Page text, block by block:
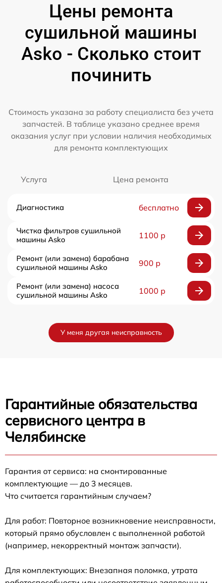
Цены ремонта
сушильной машины
Asko - Сколько стоит
починить
Стоимость указана за работу специалиста без учета
запчастей. В таблице указано среднее время
оказания услуг при условии наличия необходимых
для ремонта комплектующих
Услуга Цена ремонта
Диагностика бесплатно
Чистка фильтров сушильной
машины Asko
1100 р
Ремонт (или замена) барабана
сушильной машины Asko
900 р
Ремонт (или замена) насоса
сушильной машины Asko
1000 р
У меня другая неисправность
Гарантийные обязательства
сервисного центра в
Челябинске
Гарантия от сервиса: на смонтированные
комплектующие — до 3 месяцев.
Что считается гарантийным случаем?
Для работ: Повторное возникновение неисправности,
который прямо обусловлен с выполненной работой
(например, некорректный монтаж запчасти).
Для комплектующих: Внезапная поломка, утрата